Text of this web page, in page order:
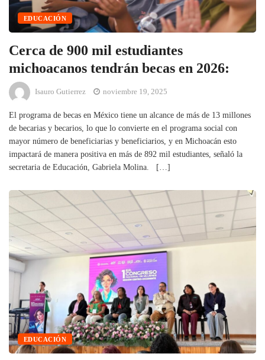
EDUCACIÓN
Cerca de 900 mil estudiantes
michoacanos tendrán becas en 2026:
Isauro Gutierrez noviembre 19, 2025
El programa de becas en México tiene un alcance de más de 13 millones
de becarias y becarios, lo que lo convierte en el programa social con
mayor número de beneficiarias y beneficiarios, y en Michoacán esto
impactará de manera positiva en más de 892 mil estudiantes, señaló la
secretaria de Educación, Gabriela Molina. […]
EDUCACIÓN